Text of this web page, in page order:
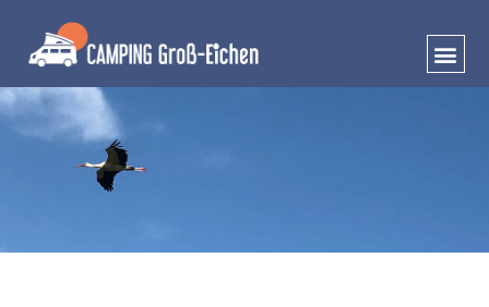
AUSFLÜGE/MUSEEN